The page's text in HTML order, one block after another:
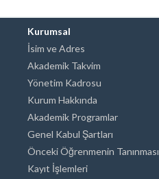
Kurumsal
İsim ve Adres
Akademik Takvim
Yönetim Kadrosu
Kurum Hakkında
Akademik Programlar
Genel Kabul Şartları
Önceki Öğrenmenin Tanınması
Kayıt İşlemleri